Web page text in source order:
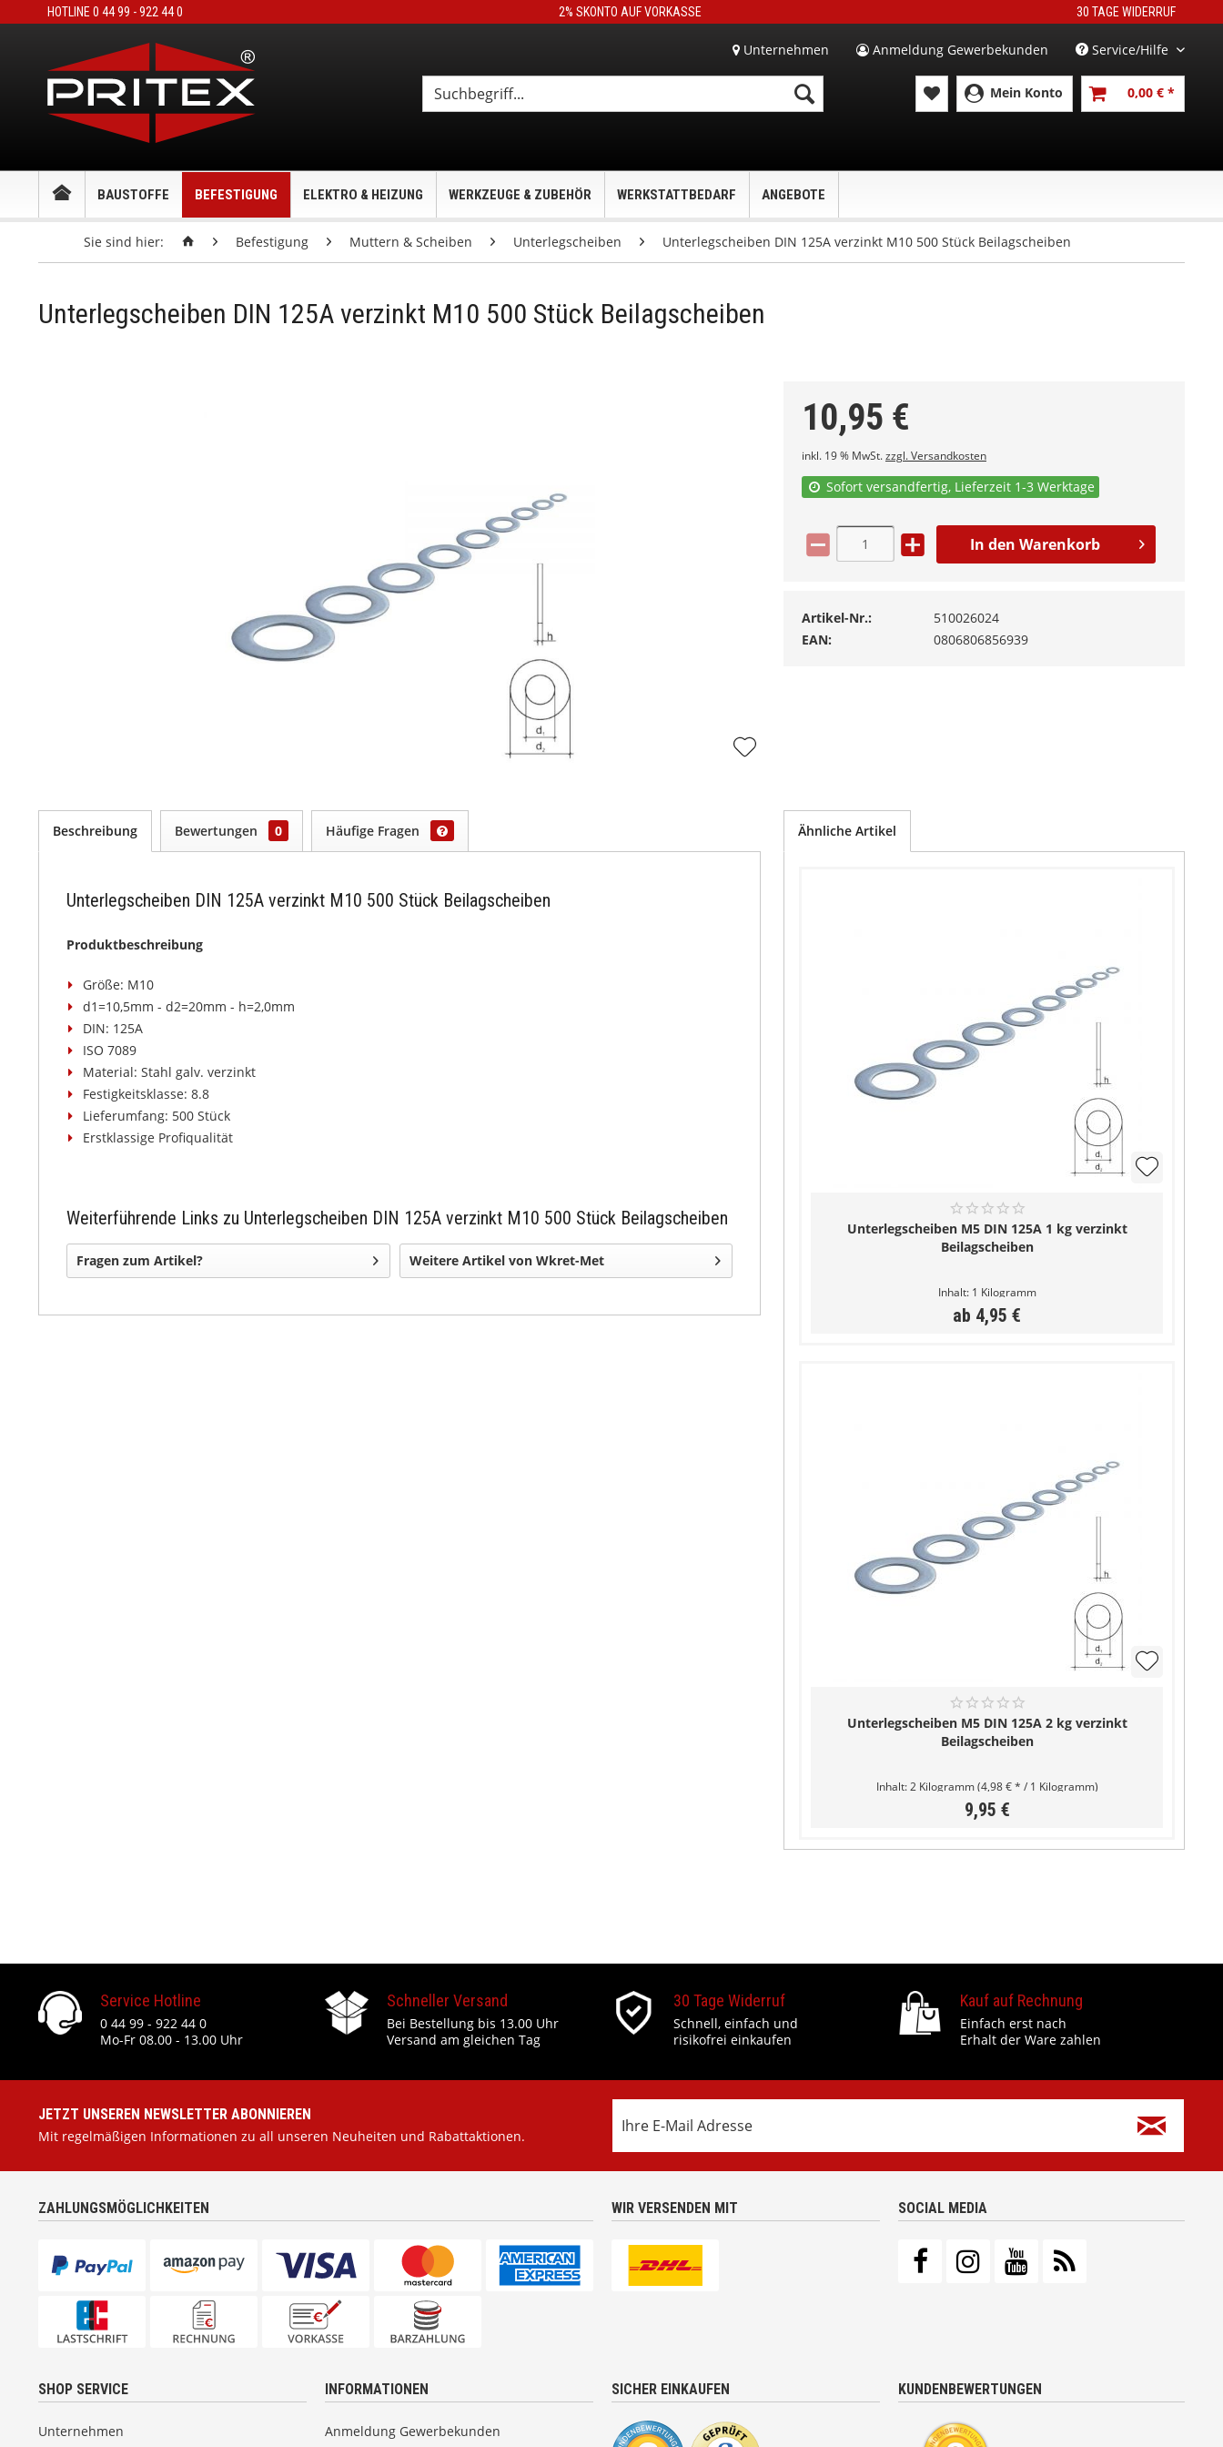
HOTLINE 0 44 99 - 922 44 0 2% SKONTO AUF VORKASSE 30 TAGE WIDERRUF
Unternehmen Anmeldung Gewerbekunden Service/Hilfe
Mein Konto 0,00 € *
BAUSTOFFE BEFESTIGUNG ELEKTRO & HEIZUNG WERKZEUGE & ZUBEHÖR WERKSTATTBEDARF ANGEBOTE
Sie sind hier: Befestigung Muttern & Scheiben Unterlegscheiben Unterlegscheiben DIN 125A verzinkt M10 500 Stück Beilagscheiben
Unterlegscheiben DIN 125A verzinkt M10 500 Stück Beilagscheiben
10,95 €
inkl. 19 % MwSt.zzgl. Versandkosten
Sofort versandfertig, Lieferzeit 1-3 Werktage
In den Warenkorb
Artikel-Nr.:
510026024
EAN:
0806806856939
Beschreibung Bewertungen 0 Häufige Fragen
Unterlegscheiben DIN 125A verzinkt M10 500 Stück Beilagscheiben
Produktbeschreibung
Größe: M10
d1=10,5mm - d2=20mm - h=2,0mm
DIN: 125A
ISO 7089
Material: Stahl galv. verzinkt
Festigkeitsklasse: 8.8
Lieferumfang: 500 Stück
Erstklassige Profiqualität
Weiterführende Links zu Unterlegscheiben DIN 125A verzinkt M10 500 Stück Beilagscheiben
Fragen zum Artikel? Weitere Artikel von Wkret-Met
Ähnliche Artikel
Unterlegscheiben M5 DIN 125A 1 kg verzinkt
Beilagscheiben
Inhalt: 1 Kilogramm
ab 4,95 €
Unterlegscheiben M5 DIN 125A 2 kg verzinkt
Beilagscheiben
Inhalt:2 Kilogramm(4,98 € * / 1 Kilogramm)
9,95 €
Service Hotline
0 44 99 - 922 44 0
Mo-Fr 08.00 - 13.00 Uhr
Schneller Versand
Bei Bestellung bis 13.00 Uhr
Versand am gleichen Tag
30 Tage Widerruf
Schnell, einfach und
risikofrei einkaufen
Kauf auf Rechnung
Einfach erst nach
Erhalt der Ware zahlen
JETZT UNSEREN NEWSLETTER ABONNIEREN
Mit regelmäßigen Informationen zu all unseren Neuheiten und Rabattaktionen.
ZAHLUNGSMÖGLICHKEITEN WIR VERSENDEN MIT SOCIAL MEDIA
SHOP SERVICE
Unternehmen
INFORMATIONEN
Anmeldung Gewerbekunden
SICHER EINKAUFEN KUNDENBEWERTUNGEN